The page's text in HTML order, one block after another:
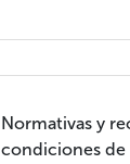
Normativas y
condiciones de